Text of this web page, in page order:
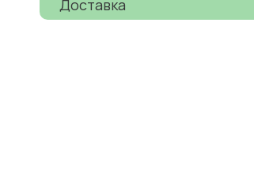
Доставка